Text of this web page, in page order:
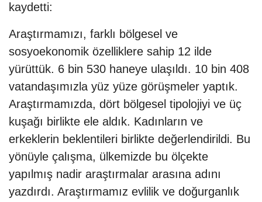
kaydetti:
Araştırmamızı, farklı bölgesel ve
sosyoekonomik özelliklere sahip 12 ilde
yürüttük. 6 bin 530 haneye ulaşıldı. 10 bin 408
vatandaşımızla yüz yüze görüşmeler yaptık.
Araştırmamızda, dört bölgesel tipolojiyi ve üç
kuşağı birlikte ele aldık. Kadınların ve
erkeklerin beklentileri birlikte değerlendirildi. Bu
yönüyle çalışma, ülkemizde bu ölçekte
yapılmış nadir araştırmalar arasına adını
yazdırdı. Araştırmamız evlilik ve doğurganlık